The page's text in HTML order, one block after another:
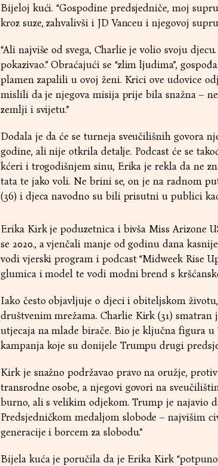
Bijeloj kući. “Gospodine predsjedniče, moj
kroz suze, zahvalivši i JD Vanceu i njegovoj
“Ali najviše od svega, Charlie je volio svoju
pokazivao.” Obraćajući se “zlim ljudima”,
plamen zapalili u ovoj ženi. Krici ove udovice
mislili da je njegova misija prije bila snažna –
zemlji i svijetu.”
Dodala je da će se turneja sveučilišnih govora
godine, ali nije otkrila detalje. Podcast će se
kćeri i trogodišnjem sinu, Erika je rekla da ne
tata te jako voli. Ne brini se, on je na radnom
(36) i djeca navodno su bili prisutni u publici
Erika Kirk je poduzetnica i bivša Miss Arizone
se 2020., a vjenčali manje od godinu dana
vodi vjerski program i podcast “Midweek Rise
glumica i model te vodi modni brend s
Iako često objavljuje o djeci i obiteljskom
društvenim mrežama. Charlie Kirk (31) smatran
utjecaja na mlade birače. Bio je ključna figura
kampanja koje su donijele Trumpu drugi
Kirk je snažno podržavao pravo na oružje,
transrodne osobe, a njegovi govori na
burno, ali s velikim odjekom. Trump je najavio
Predsjedničkom medaljom slobode – najvišim
generacije i borcem za slobodu.”
Bijela kuća je poručila da je Erika Kirk